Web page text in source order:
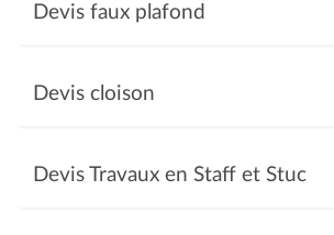
Devis faux plafond
Devis cloison
Devis Travaux en Staff et Stuc